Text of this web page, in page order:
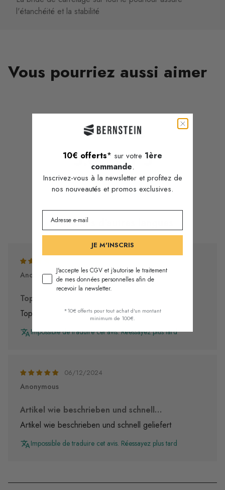
l'étanchéité et la stabilité
Vous pourriez aussi aimer
Avis Clients
5.00 sur 5
Basé sur 4 avis
Avis dans d'autres langues
Anonymous
Top
Top
Impossible de traduire cet avis. Réessayez plus tard
06/12/2024
Anonymous
Artikel wie beschrieben und schnell…
Artikel wie beschrieben und schnell geliefert
Impossible de traduire cet avis. Réessayez plus tard
10€ offerts* sur votre 1ère
commande.
Inscrivez-vous à la newsletter et profitez de
nos nouveautés et promos exclusives.
JE M'INSCRIS
J'accepte les CGV et j'autorise le traitement
de mes données personnelles afin de
recevoir la newsletter.
*10€ offerts pour tout achat d'un montant
minimum de 100€.